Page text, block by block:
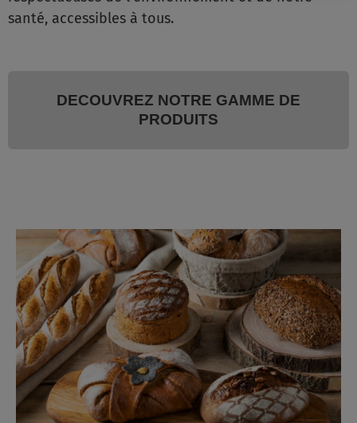
santé, accessibles à tous.
DECOUVREZ NOTRE GAMME DE
PRODUITS